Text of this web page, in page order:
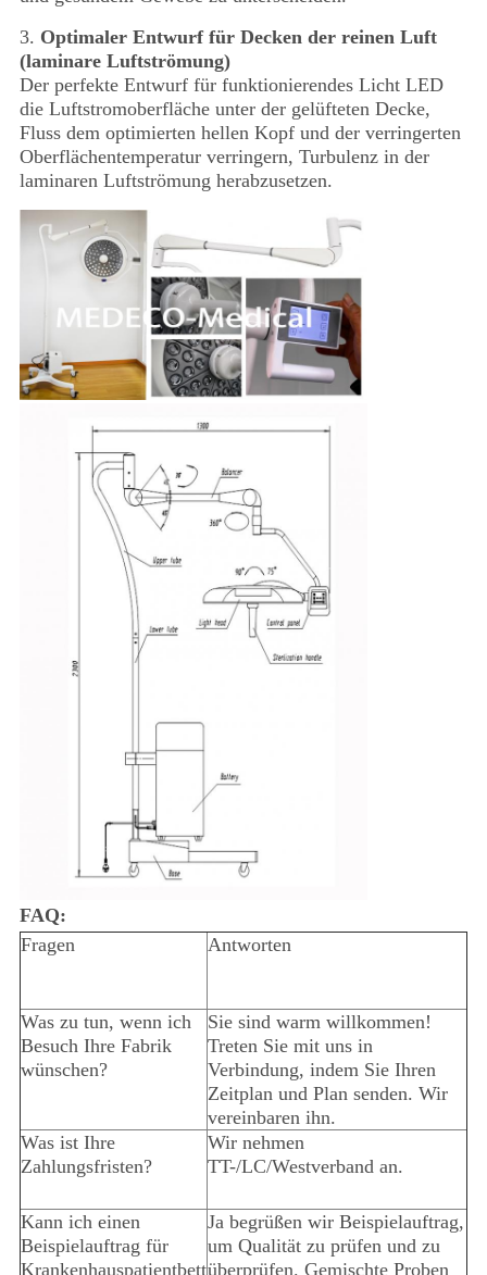
3. Optimaler Entwurf für Decken der reinen Luft
(laminare Luftströmung)
Der perfekte Entwurf für funktionierendes Licht LED
die Luftstromoberfläche unter der gelüfteten Decke,
Fluss dem optimierten hellen Kopf und der verringerten
Oberflächentemperatur verringern, Turbulenz in der
laminaren Luftströmung herabzusetzen.
FAQ:
Fragen
Antworten
Was zu tun, wenn ich
Besuch Ihre Fabrik
wünschen?
Sie sind warm willkommen!
Treten Sie mit uns in
Verbindung, indem Sie Ihren
Zeitplan und Plan senden. Wir
vereinbaren ihn.
Was ist Ihre
Zahlungsfristen?
Wir nehmen
TT-/LC/Westverband an.
Kann ich einen
Beispielauftrag für
Krankenhauspatientbett
Ja begrüßen wir Beispielauftrag,
um Qualität zu prüfen und zu
überprüfen. Gemischte Proben